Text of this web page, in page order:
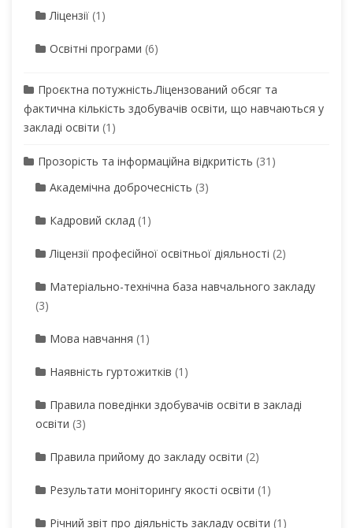
Ліцензії (1)
Освітні програми (6)
Проєктна потужність.Ліцензований обсяг та
фактична кількість здобувачів освіти, що навчаються у
закладі освіти (1)
Прозорість та інформаційна відкритість (31)
Академічна доброчесність (3)
Кадровий склад (1)
Ліцензії професійної освітньої діяльності (2)
Матеріально-технічна база навчального закладу
(3)
Мова навчання (1)
Наявність гуртожитків (1)
Правила поведінки здобувачів освіти в закладі
освіти (3)
Правила прийому до закладу освіти (2)
Результати моніторингу якості освіти (1)
Річний звіт про діяльність закладу освіти (1)